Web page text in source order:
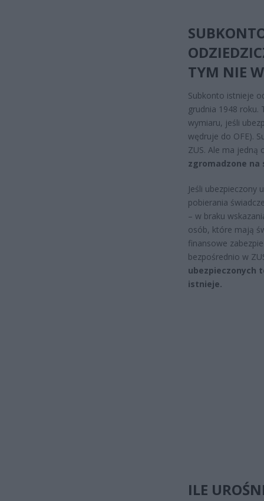
TYM NIE
Subkonto istnieje
grudnia 1948 roku.
wymiaru, jeśli
wędruje do OFE).
ZUS. Ale ma
zgromadzone na
Jeśli ubezpieczony
pobierania
– w braku
osób, które mają
finansowe
bezpośrednio w
ubezpieczonych
istnieje.
ILE